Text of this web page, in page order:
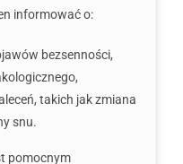
informować o:
bezsenności,
takich jak zmiana
snu.
pomocnym